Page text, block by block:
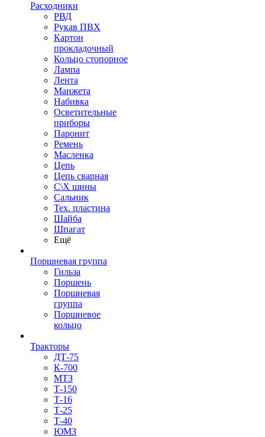
Расходники
РВД
Рукав ПВХ
Картон
прокладочный
Кольцо стопорное
Лампа
Лента
Манжета
Набивка
Осветительные
приборы
Паронит
Ремень
Масленка
Цепь
Цепь сварная
С\Х шины
Сальник
Тех. пластина
Шайба
Шпагат
Ещё
Поршневая группа
Гильза
Поршень
Поршневая
группа
Поршневое
кольцо
Тракторы
ДТ-75
К-700
МТЗ
Т-150
Т-16
Т-25
Т-40
ЮМЗ